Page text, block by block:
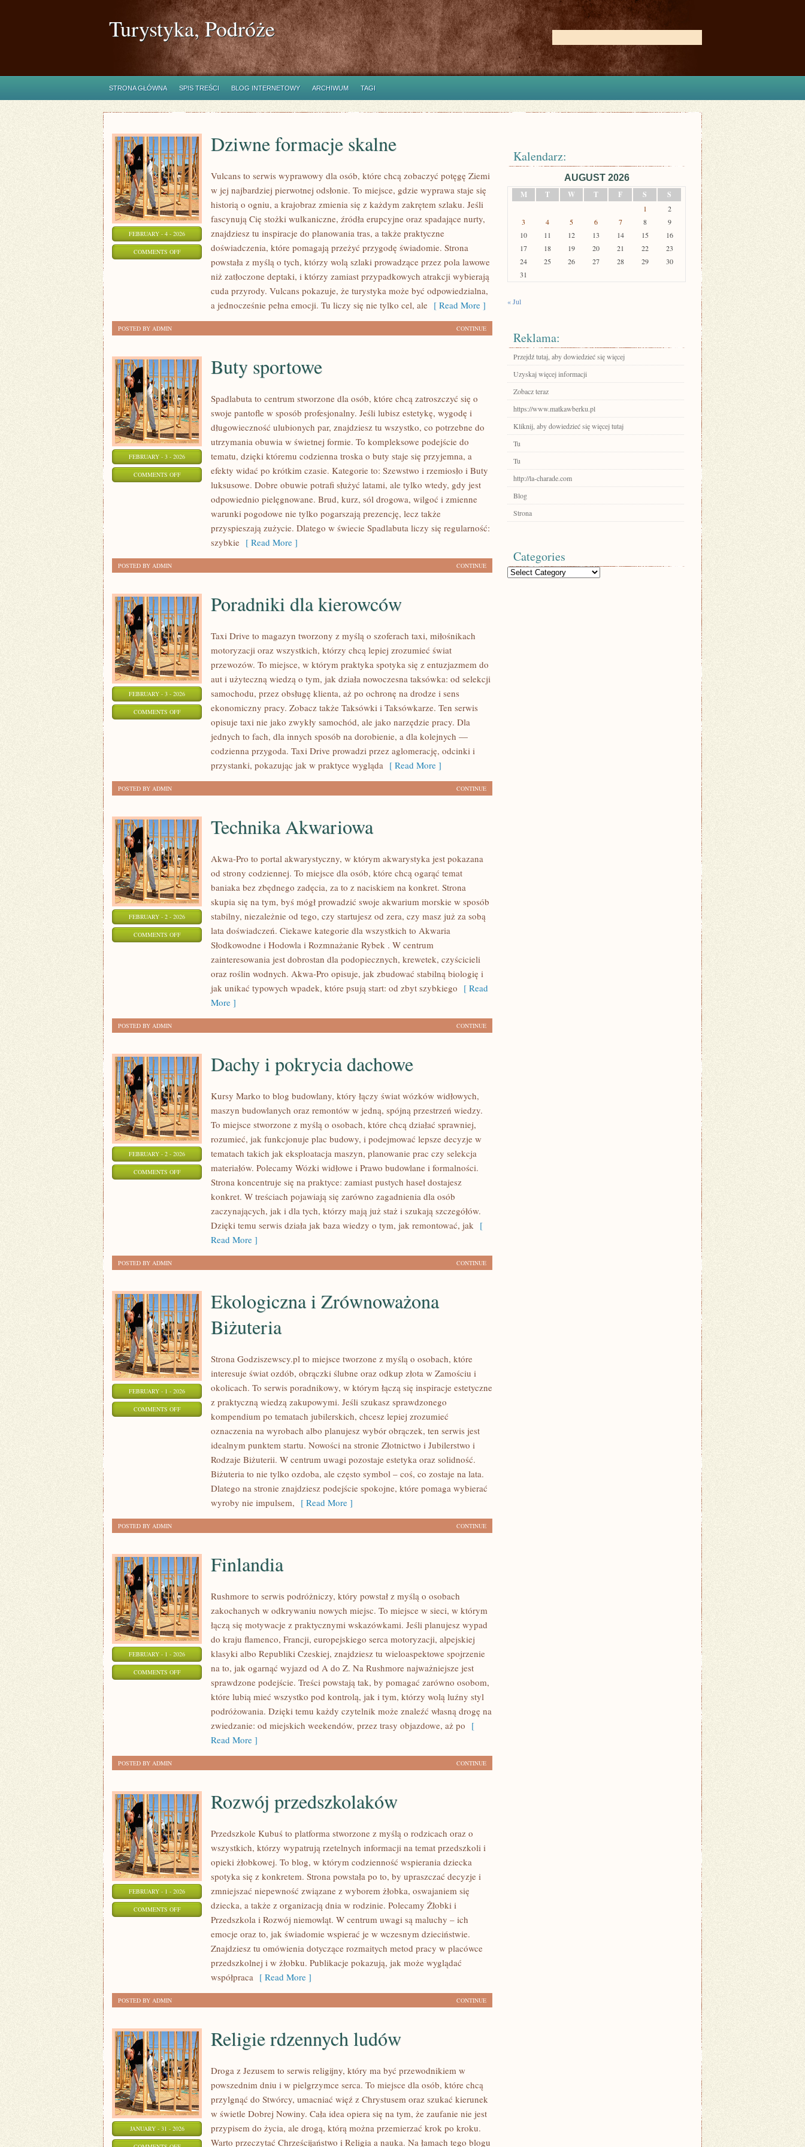
Turystyka, Podróże
STRONA GŁÓWNA SPIS TREŚCI BLOG INTERNETOWY ARCHIWUM TAGI
FEBRUARY - 4 - 2026
COMMENTS OFFON
FORMACJE
Dziwne formacje skalne
Vulcans to serwis wyprawowy dla osób, które chcą zobaczyć potęgę Ziemi
w jej najbardziej pierwotnej odsłonie. To miejsce, gdzie wyprawa staje się
historią o ogniu, a krajobraz zmienia się z każdym zakrętem szlaku. Jeśli
fascynują Cię stożki wulkaniczne, źródła erupcyjne oraz spadające nurty,
znajdziesz tu inspiracje do planowania tras, a także praktyczne
doświadczenia, które pomagają przeżyć przygodę świadomie. Strona
powstała z myślą o tych, którzy wolą szlaki prowadzące przez pola lawowe
niż zatłoczone deptaki, i którzy zamiast przypadkowych atrakcji wybierają
cuda przyrody. Vulcans pokazuje, że turystyka może być odpowiedzialna,
a jednocześnie pełna emocji. Tu liczy się nie tylko cel, ale [ Read More ]
CONTINUE
POSTED BY ADMIN
FEBRUARY - 3 - 2026
COMMENTS OFFON
SPORTOWE
Buty sportowe
Spadlabuta to centrum stworzone dla osób, które chcą zatroszczyć się o
swoje pantofle w sposób profesjonalny. Jeśli lubisz estetykę, wygodę i
długowieczność ulubionych par, znajdziesz tu wszystko, co potrzebne do
utrzymania obuwia w świetnej formie. To kompleksowe podejście do
tematu, dzięki któremu codzienna troska o buty staje się przyjemna, a
efekty widać po krótkim czasie. Kategorie to: Szewstwo i rzemiosło i Buty
luksusowe. Dobre obuwie potrafi służyć latami, ale tylko wtedy, gdy jest
odpowiednio pielęgnowane. Brud, kurz, sól drogowa, wilgoć i zmienne
warunki pogodowe nie tylko pogarszają prezencję, lecz także
przyspieszają zużycie. Dlatego w świecie Spadlabuta liczy się regularność:
szybkie [ Read More ]
CONTINUE
POSTED BY ADMIN
FEBRUARY - 3 - 2026
COMMENTS OFFON
PORADNIKI
KIEROWCÓW
Poradniki dla kierowców
Taxi Drive to magazyn tworzony z myślą o szoferach taxi, miłośnikach
motoryzacji oraz wszystkich, którzy chcą lepiej zrozumieć świat
przewozów. To miejsce, w którym praktyka spotyka się z entuzjazmem do
aut i użyteczną wiedzą o tym, jak działa nowoczesna taksówka: od selekcji
samochodu, przez obsługę klienta, aż po ochronę na drodze i sens
ekonomiczny pracy. Zobacz także Taksówki i Taksówkarze. Ten serwis
opisuje taxi nie jako zwykły samochód, ale jako narzędzie pracy. Dla
jednych to fach, dla innych sposób na dorobienie, a dla kolejnych —
codzienna przygoda. Taxi Drive prowadzi przez aglomerację, odcinki i
przystanki, pokazując jak w praktyce wygląda [ Read More ]
CONTINUE
POSTED BY ADMIN
FEBRUARY - 2 - 2026
COMMENTS OFFON
AKWARIOWA
Technika Akwariowa
Akwa-Pro to portal akwarystyczny, w którym akwarystyka jest pokazana
od strony codziennej. To miejsce dla osób, które chcą ogarąć temat
baniaka bez zbędnego zadęcia, za to z naciskiem na konkret. Strona
skupia się na tym, byś mógł prowadzić swoje akwarium morskie w sposób
stabilny, niezależnie od tego, czy startujesz od zera, czy masz już za sobą
lata doświadczeń. Ciekawe kategorie dla wszystkich to Akwaria
Słodkowodne i Hodowla i Rozmnażanie Rybek . W centrum
zainteresowania jest dobrostan dla podopiecznych, krewetek, czyścicieli
oraz roślin wodnych. Akwa-Pro opisuje, jak zbudować stabilną biologię i
jak unikać typowych wpadek, które psują start: od zbyt szybkiego [ Read
More ]
CONTINUE
POSTED BY ADMIN
FEBRUARY - 2 - 2026
COMMENTS OFFON
Dachy i pokrycia dachowe
Kursy Marko to blog budowlany, który łączy świat wózków widłowych,
maszyn budowlanych oraz remontów w jedną, spójną przestrzeń wiedzy.
To miejsce stworzone z myślą o osobach, które chcą działać sprawniej,
rozumieć, jak funkcjonuje plac budowy, i podejmować lepsze decyzje w
tematach takich jak eksploatacja maszyn, planowanie prac czy selekcja
materiałów. Polecamy Wózki widłowe i Prawo budowlane i formalności.
Strona koncentruje się na praktyce: zamiast pustych haseł dostajesz
konkret. W treściach pojawiają się zarówno zagadnienia dla osób
zaczynających, jak i dla tych, którzy mają już staż i szukają szczegółów.
Dzięki temu serwis działa jak baza wiedzy o tym, jak remontować, jak [
Read More ]
CONTINUE
POSTED BY ADMIN
FEBRUARY - 1 - 2026
COMMENTS OFFON
Ekologiczna i Zrównoważona
Biżuteria
Strona Godziszewscy.pl to miejsce tworzone z myślą o osobach, które
interesuje świat ozdób, obrączki ślubne oraz odkup złota w Zamościu i
okolicach. To serwis poradnikowy, w którym łączą się inspiracje estetyczne
z praktyczną wiedzą zakupowymi. Jeśli szukasz sprawdzonego
kompendium po tematach jubilerskich, chcesz lepiej zrozumieć
oznaczenia na wyrobach albo planujesz wybór obrączek, ten serwis jest
idealnym punktem startu. Nowości na stronie Złotnictwo i Jubilerstwo i
Rodzaje Biżuterii. W centrum uwagi pozostaje estetyka oraz solidność.
Biżuteria to nie tylko ozdoba, ale często symbol – coś, co zostaje na lata.
Dlatego na stronie znajdziesz podejście spokojne, które pomaga wybierać
wyroby nie impulsem, [ Read More ]
CONTINUE
POSTED BY ADMIN
FEBRUARY - 1 - 2026
COMMENTS OFFON
FINLANDIA
Finlandia
Rushmore to serwis podróżniczy, który powstał z myślą o osobach
zakochanych w odkrywaniu nowych miejsc. To miejsce w sieci, w którym
łączą się motywacje z praktycznymi wskazówkami. Jeśli planujesz wypad
do kraju flamenco, Francji, europejskiego serca motoryzacji, alpejskiej
klasyki albo Republiki Czeskiej, znajdziesz tu wieloaspektowe spojrzenie
na to, jak ogarnąć wyjazd od A do Z. Na Rushmore najważniejsze jest
sprawdzone podejście. Treści powstają tak, by pomagać zarówno osobom,
które lubią mieć wszystko pod kontrolą, jak i tym, którzy wolą luźny styl
podróżowania. Dzięki temu każdy czytelnik może znaleźć własną drogę na
zwiedzanie: od miejskich weekendów, przez trasy objazdowe, aż po [
Read More ]
CONTINUE
POSTED BY ADMIN
FEBRUARY - 1 - 2026
COMMENTS OFFON
PRZEDSZKOLAKÓW
Rozwój przedszkolaków
Przedszkole Kubuś to platforma stworzone z myślą o rodzicach oraz o
wszystkich, którzy wypatrują rzetelnych informacji na temat przedszkoli i
opieki żłobkowej. To blog, w którym codzienność wspierania dziecka
spotyka się z konkretem. Strona powstała po to, by upraszczać decyzje i
zmniejszać niepewność związane z wyborem żłobka, oswajaniem się
dziecka, a także z organizacją dnia w rodzinie. Polecamy Żłobki i
Przedszkola i Rozwój niemowląt. W centrum uwagi są maluchy – ich
emocje oraz to, jak świadomie wspierać je w wczesnym dzieciństwie.
Znajdziesz tu omówienia dotyczące rozmaitych metod pracy w placówce
przedszkolnej i w żłobku. Publikacje pokazują, jak może wyglądać
współpraca [ Read More ]
CONTINUE
POSTED BY ADMIN
JANUARY - 31 - 2026
Religie rdzennych ludów
Droga z Jezusem to serwis religijny, który ma być przewodnikiem w
powszednim dniu i w pielgrzymce serca. To miejsce dla osób, które chcą
przylgnąć do Stwórcy, umacniać więź z Chrystusem oraz szukać kierunek
w świetle Dobrej Nowiny. Cała idea opiera się na tym, że zaufanie nie jest
przypisem do życia, ale drogą, którą można przemierzać krok po kroku.
Warto przeczytać Chrześcijaństwo i Religia a nauka. Na łamach tego blogu
Kalendarz:
AUGUST 2026
M
T W T F S S
1
2
3
4 5 6 7 8
9
10
11 12 13 14 15
16
17
18 19 20 21 22
23
24
25 26 27 28 29
30
31
« Jul
Reklama:
Przejdź tutaj, aby dowiedzieć się więcej
Uzyskaj więcej informacji
Zobacz teraz
https://www.matkawberku.pl
Kliknij, aby dowiedzieć się więcej tutaj
Tu
Tu
http://la-charade.com
Blog
Strona
Categories
Categories